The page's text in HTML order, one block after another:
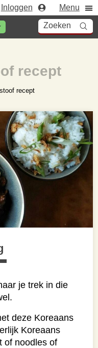
Inloggen Menu
Zoeken
recept
recept
je trek in die
deze Koreaans
Koreaans
of noodles of